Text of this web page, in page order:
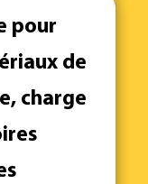
pour
de
charge